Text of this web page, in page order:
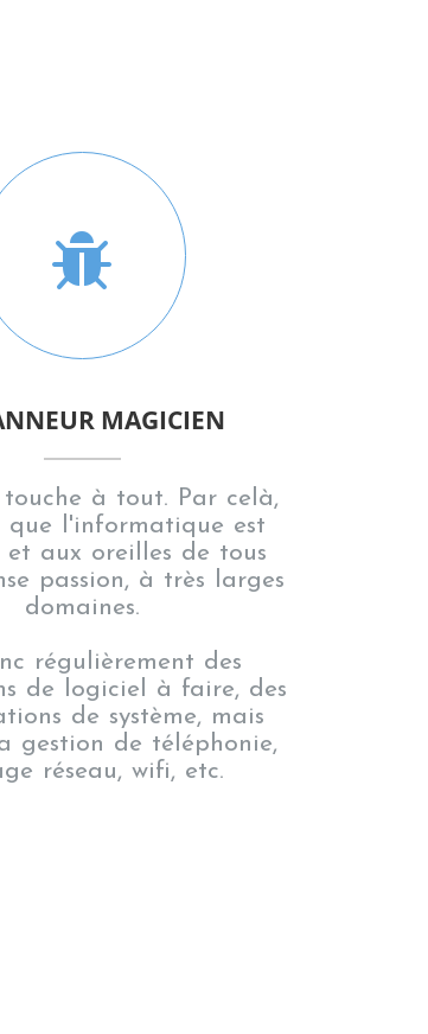
MAGICIEN
touche à tout. Par celà,
que l'informatique est
et aux oreilles de tous
passion, à très larges
domaines.
régulièrement des
de logiciel à faire, des
de système, mais
gestion de téléphonie,
réseau, wifi, etc.